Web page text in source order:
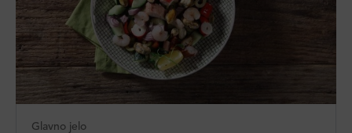
Glavno jelo